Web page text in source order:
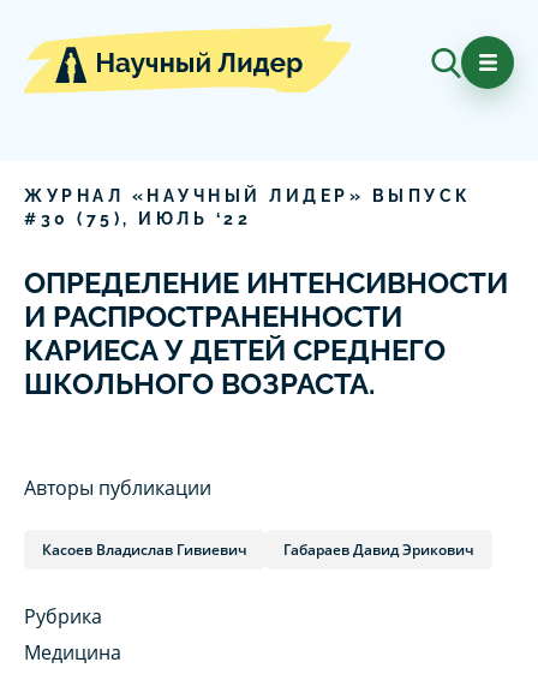
ЖУРНАЛ «НАУЧНЫЙ ЛИДЕР» ВЫПУСК
# 30 ( 75 ), ИЮЛЬ ‘22
ОПРЕДЕЛЕНИЕ ИНТЕНСИВНОСТИ
И РАСПРОСТРАНЕННОСТИ
КАРИЕСА У ДЕТЕЙ СРЕДНЕГО
ШКОЛЬНОГО ВОЗРАСТА.
Авторы публикации
Касоев Владислав Гивиевич Габараев Давид Эрикович
Рубрика
Медицина